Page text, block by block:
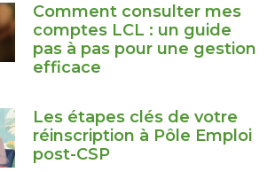
Comment consulter mes
comptes LCL : un guide
pas à pas pour une gestion
efficace
Les étapes clés de votre
réinscription à Pôle Emploi
post-CSP